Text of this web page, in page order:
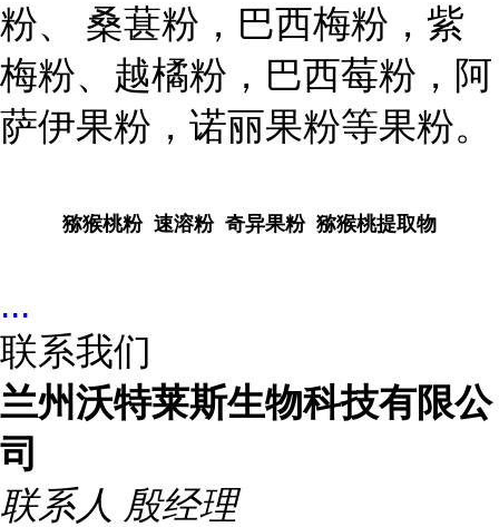
粉、 桑葚粉，巴西梅粉，紫
梅粉、越橘粉，巴西莓粉，阿
萨伊果粉，诺丽果粉等果粉。
猕猴桃粉 速溶粉 奇异果粉 猕猴桃提取物
...
联系我们
兰州沃特莱斯生物科技有限公
司
联系人 殷经理